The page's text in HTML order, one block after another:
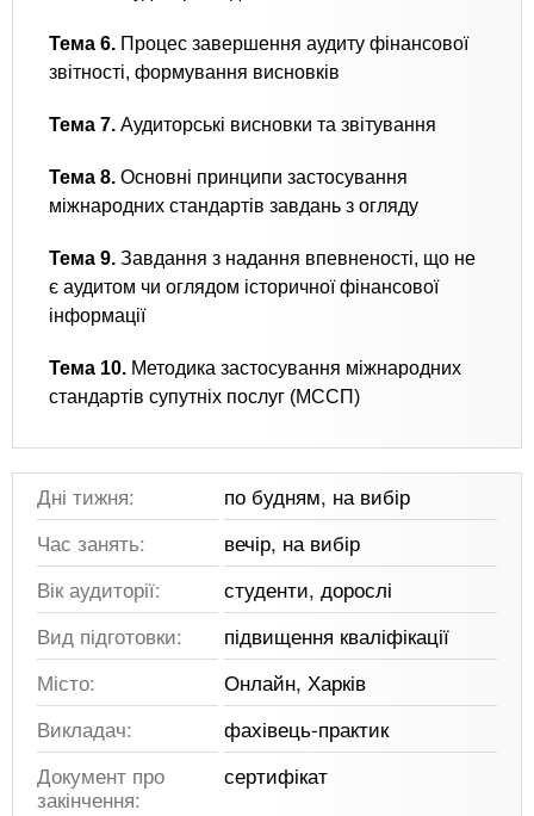
Тема 6. Процес завершення аудиту фінансової
звітності, формування висновків
Тема 7. Аудиторські висновки та звітування
Тема 8. Основні принципи застосування
міжнародних стандартів завдань з огляду
Тема 9. Завдання з надання впевненості, що не
є аудитом чи оглядом історичної фінансової
інформації
Тема 10. Методика застосування міжнародних
стандартів супутніх послуг (МССП)
Дні тижня:
по будням, на вибір
Час занять:
вечір, на вибір
Вік аудиторії:
студенти, дорослі
Вид підготовки:
підвищення кваліфікації
Місто:
Онлайн, Харків
Викладач:
фахівець-практик
Документ про
закінчення:
сертифікат